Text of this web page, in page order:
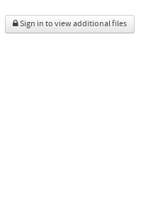
Sign in to view additional files